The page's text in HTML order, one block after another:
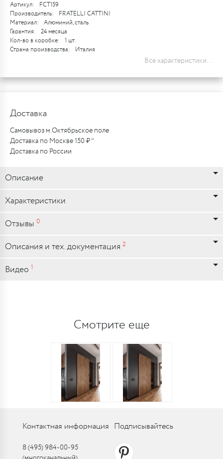
Артикул:
FCT159
Производитель:
FRATELLI CATTINI
Материал:
Алюминий, сталь
Гарантия:
24 месяца
Кол-во в коробке:
1 шт.
Страна производства:
Италия
Все характеристики...
Доставка
Самовывоз м.Октябрьское поле
Доставка по Москве 150 ₽ *
Доставка по России
Описание
Характеристики
Отзывы 0
Описания и тех. документация 2
Видео 1
Смотрите еще
Контактная информация
8 (495) 984-00-95
Подписывайтесь